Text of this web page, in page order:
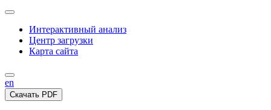
Интерактивный анализ
Центр загрузки
Карта сайта
en
Скачать PDF